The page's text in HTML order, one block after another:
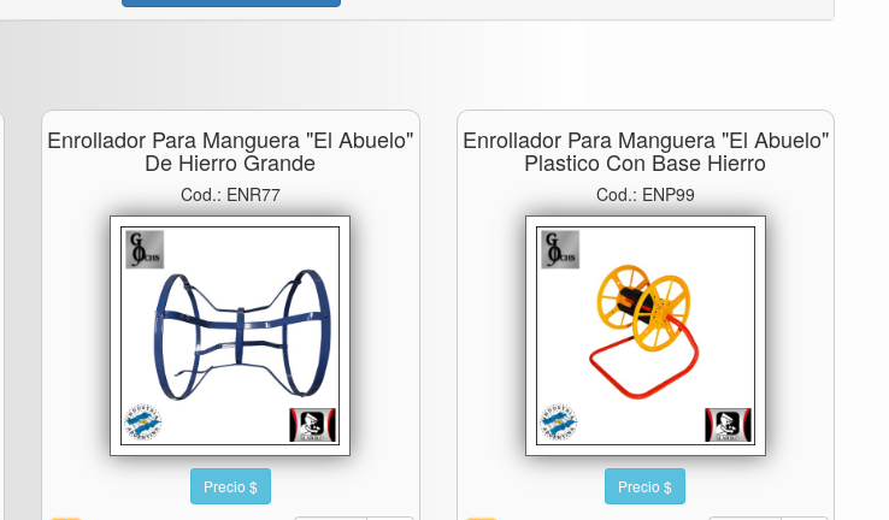
Enrollador Para Manguera "el Abuelo"
De Hierro Grande
Cod.: ENR77
Precio $
Enrollador Para Manguera "el Abuelo"
Plastico Con Base Hierro
Cod.: ENP99
Precio $